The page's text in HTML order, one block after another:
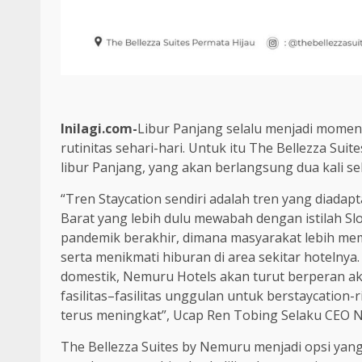
Inilagi.com-Libur Panjang selalu menjadi
rutinitas sehari-hari. Untuk itu The Bellezza
libur Panjang, yang akan berlangsung dua kali
“Tren Staycation sendiri adalah tren yang
Barat yang lebih dulu mewabah dengan istilah
pandemik berakhir, dimana masyarakat lebih
serta menikmati hiburan di area sekitar
domestik, Nemuru Hotels akan turut berperan
fasilitas–fasilitas unggulan untuk berstaycation-
terus meningkat”, Ucap Ren Tobing Selaku CEO
The Bellezza Suites by Nemuru menjadi opsi